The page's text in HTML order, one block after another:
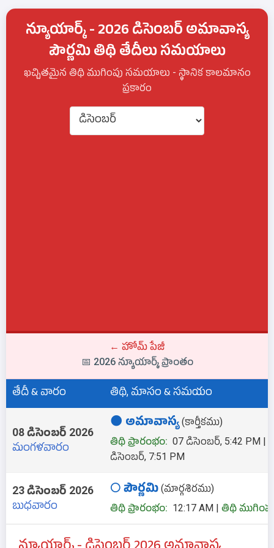
న్యూయార్క్ - 2026 డిసెంబర్ అమావాస్య
పౌర్ణమి తిథి తేదీలు సమయాలు
ఖచ్చితమైన తిథి ముగింపు సమయాలు - స్థానిక కాలమానం
ప్రకారం
← హోమ్ పేజీ
📅 2026 న్యూయార్క్ ప్రాంతం
తేదీ & వారం తిథి, మాసం & సమయం
08 డిసెంబర్ 2026
మంగళవారం
🌑 అమావాస్య (కార్తీకము)
తిథి ప్రారంభం: 07 డిసెంబర్, 5:42 PM |
డిసెంబర్, 7:51 PM
23 డిసెంబర్ 2026
బుధవారం
🌕 పౌర్ణమి (మార్గశిరము)
తిథి ప్రారంభం: 12:17 AM | తిథి